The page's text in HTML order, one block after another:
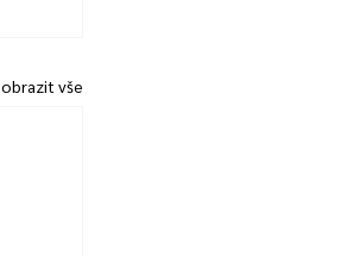
vše